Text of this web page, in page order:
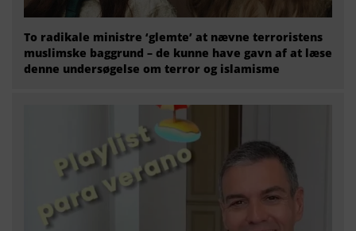
To radikale ministre ‘glemte’ at nævne terroristens
muslimske baggrund – de kunne have gavn af at læse
denne undersøgelse om terror og islamisme